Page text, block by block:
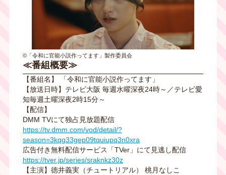
©「令和に官能小説作ってます」製作委員会
≪番組概要≫
【番組名】 「令和に官能小説作ってます」
【放送日時】テレビ大阪 毎週水曜深夜24時～／テレビ愛
知毎週土曜深夜2時15分～
【配信】
DMM TVにて独占見放題配信
https://tv.dmm.com/vod/detail/?
season=3kqg33gep09tquiupq3n0xra
広告付き無料配信サービス「TVer」にて見逃し配信
https://tver.jp/series/sraknkz30z
【主演】徳井義実（チュートリアル） 桃月なしこ